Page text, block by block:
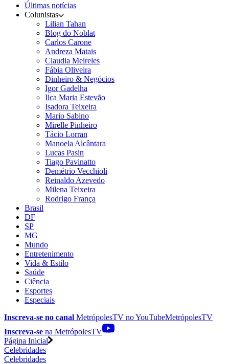
Últimas notícias
Colunistas
Lilian Tahan
Blog do Noblat
Carlos Carone
Andreza Matais
Claudia Meireles
Fábia Oliveira
Dinheiro & Negócios
Igor Gadelha
Ilca Maria Estevão
Isadora Teixeira
Mario Sabino
Mirelle Pinheiro
Tácio Lorran
Manoela Alcântara
Lucas Pasin
Tiago Pavinatto
Demétrio Vecchioli
Reinaldo Azevedo
Milena Teixeira
Rodrigo França
Brasil
DF
SP
MG
Mundo
Entretenimento
Vida & Estilo
Saúde
Ciência
Esportes
Especiais
Inscreva-se no canal MetrópolesTV noYouTubeMetrópolesTV
Inscreva-se na MetrópolesTV
Página Inicial
Celebridades
Celebridades